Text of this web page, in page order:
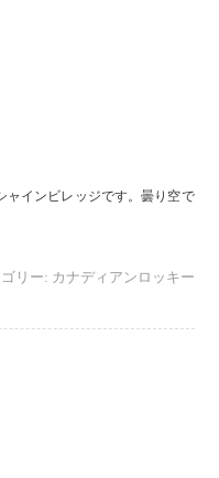
ャインビレッジです。曇り空で
リー: カナディアンロッキー